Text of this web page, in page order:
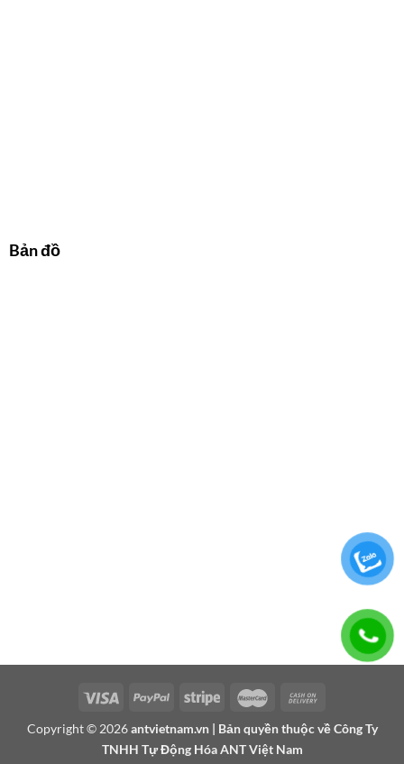
Bản đồ
Copyright © 2026antvietnam.vn| Bản quyền thuộc về Công Ty
TNHH Tự Động Hóa ANT Việt Nam